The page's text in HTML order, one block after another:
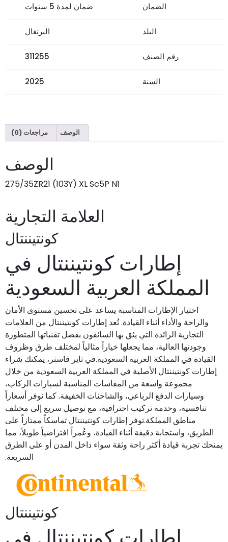
الضمان ضمان لمدة 5 سنوات
البلد البرتغال
رقم الصنف 311255
السنة 2025
الوصف مراجعات (0)
الوصف
275/35ZR21 (103Y) XL Sc5P N1
العلامة التجارية
كونتيننتال
إطارات كونتيننتال في
المملكة العربية السعودية
اختيار الإطارات المناسبة يساعد على تحسين مستوى الأمان
والراحة والأداء أثناء القيادة. تُعد إطارات كونتيننتال من العلامات
التجارية الرائدة التي يثق بها السائقون بفضل تقنياتها المتطورة
وجودتها العالية، مما يجعلها خياراً مثالياً لمختلف طرق وظروف
القيادة في المملكة العربية السعودية.في تاير فاستر، يمكنك شراء
إطارات كونتيننتال الأصلية في المملكة العربية السعودية من خلال
مجموعة واسعة من المقاسات المناسبة لسيارات الركاب،
وسيارات الدفع الرباعي، والشاحنات الخفيفة. كما نوفر أسعاراً
تنافسية، وخدمة تركيب احترافية، مع توصيل سريع إلى مختلف
مناطق المملكة.توفر إطارات كونتيننتال تماسكاً ممتازاً على
الطريق، واستجابة دقيقة أثناء القيادة، وعُمراً افتراضياً طويلاً، مما
يمنحك تجربة قيادة أكثر راحة وثقة سواء داخل المدن أو على الطرق
السريعة.
كونتيننتال